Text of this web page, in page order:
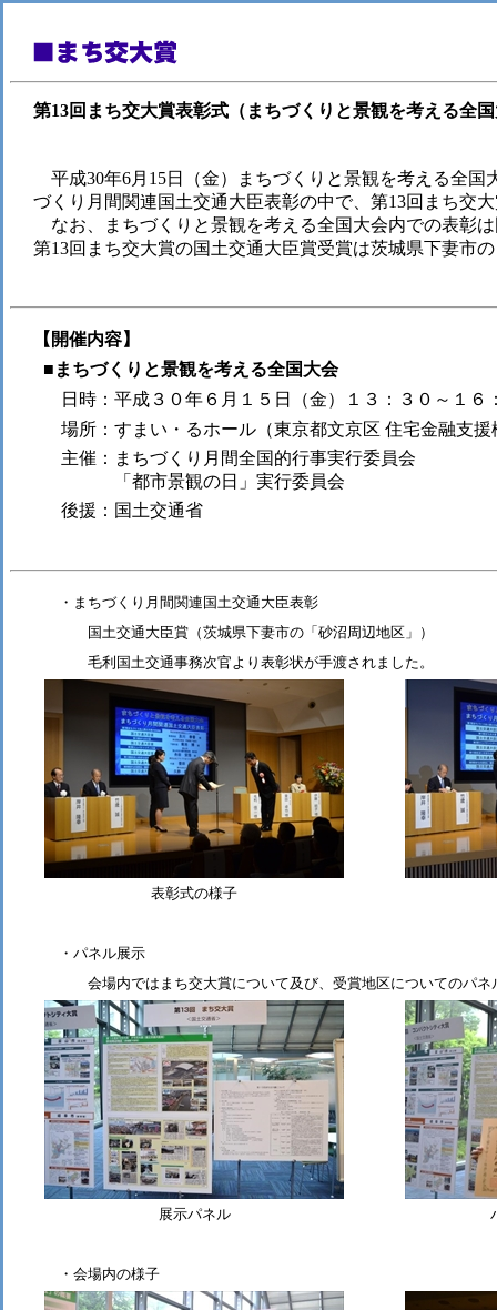
第13回まち交大賞表彰式（まちづくりと景観を考える全
平成30年6月15日（金）まちづくりと景観を考える全国
づくり月間関連国土交通大臣表彰の中で、第13回まち交
なお、まちづくりと景観を考える全国大会内での表彰
第13回まち交大賞の国土交通大臣賞受賞は茨城県下妻市
【開催内容】
■まちづくりと景観を考える全国大会
日時：平成３０年６月１５日（金）１３：３０～１６
場所：すまい・るホール（東京都文京区 住宅金融支援
主催：まちづくり月間全国的行事実行委員会
「都市景観の日」実行委員会
後援：国土交通省
・まちづくり月間関連国土交通大臣表彰
国土交通大臣賞（茨城県下妻市の「砂沼周辺地区」）
毛利国土交通事務次官より表彰状が手渡されました。
表彰式の様子
・パネル展示
会場内ではまち交大賞について及び、受賞地区についてのパネル
展示パネル
・会場内の様子